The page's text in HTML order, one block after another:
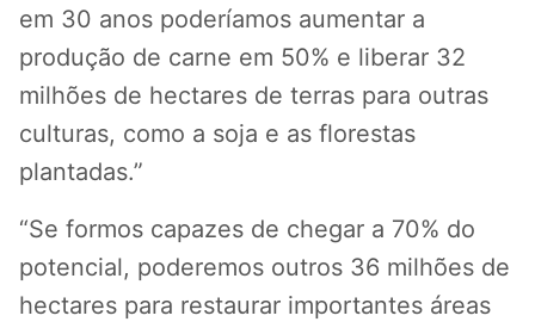
em 30 anos poderíamos aumentar a
produção de carne em 50% e liberar 32
milhões de hectares de terras para outras
culturas, como a soja e as florestas
plantadas.”
“Se formos capazes de chegar a 70% do
potencial, poderemos outros 36 milhões de
hectares para restaurar importantes áreas